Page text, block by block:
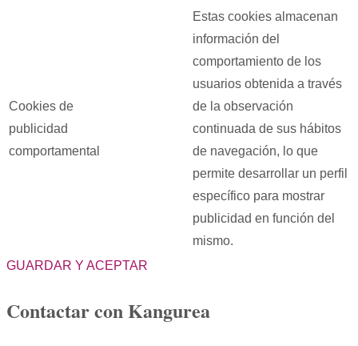
Cookies de
publicidad
comportamental
Estas cookies almacenan
información del
comportamiento de los
usuarios obtenida a través
de la observación
continuada de sus hábitos
de navegación, lo que
permite desarrollar un perfil
específico para mostrar
publicidad en función del
mismo.
GUARDAR Y ACEPTAR
Contactar con Kangurea